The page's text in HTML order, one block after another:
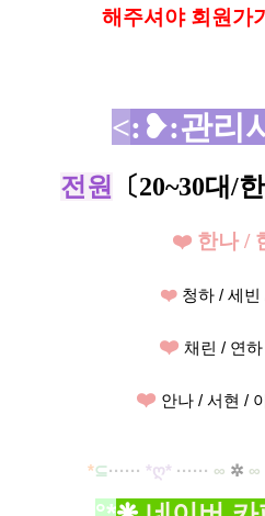
해 주셔야 회원가
<:❥:관리
전원 〔20~30대/
❤️ 한나 /
❤️ 청하 / 세빈
❤️ 채린 / 연
❤️ 안나 / 서현 /
*⊆······ *ღ* ······ ∞ ✲ ∞